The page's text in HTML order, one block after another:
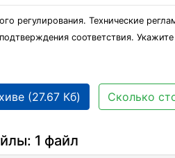
регулирования. Технические
соответствия.
(27.67 Кб) Сколько
1 файл